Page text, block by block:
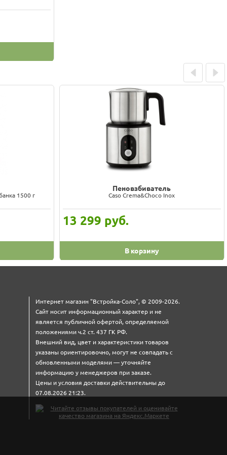
Фильтр для воды
KitchenAid KESWF
2 990руб.
В корзину
Prev Next
Интернет магазин "Встройка-Соло", © 2009-2026.
Сайт носит информационный характер и не
является публичной офертой, определяемой
положениями ч.2 ст. 437 ГК РФ.
Внешний вид, цвет и характеристики товаров
указаны ориентировочно, могут не совпадать с
обновленными моделями — уточняйте
информацию у менеджеров при заказе.
Цены и условия доставки действительны до
07.08.2026 21:23.